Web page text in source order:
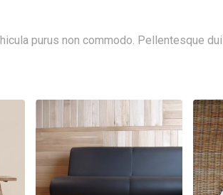
purus non commodo. Pellentesque